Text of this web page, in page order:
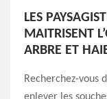
LES
MAITRISENT
ARBRE ET
Recherchez-vous
enlever les